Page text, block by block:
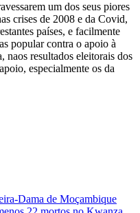
um dos seus piores
crises de 2008 e da Covid,
países, e facilmente
popular contra o apoio à
naos resultados eleitorais dos
especialmente os da
Dama de Moçambique